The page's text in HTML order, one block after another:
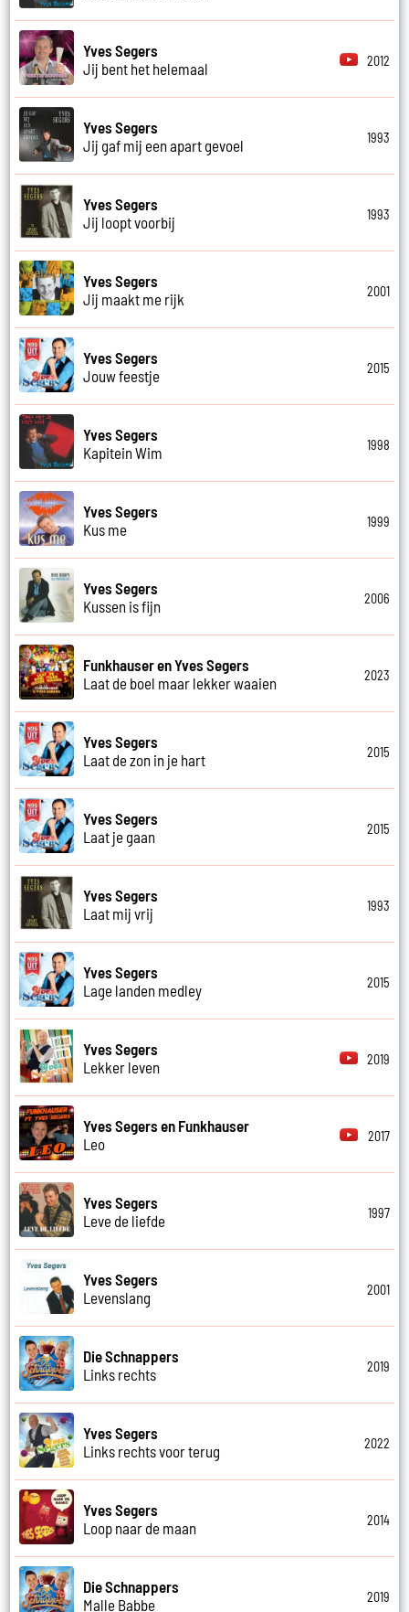
Yves Segers
Jij bent het helemaal
2012
Yves Segers
Jij gaf mij een apart gevoel
1993
Yves Segers
Jij loopt voorbij
1993
Yves Segers
Jij maakt me rijk
2001
Yves Segers
Jouw feestje
2015
Yves Segers
Kapitein Wim
1998
Yves Segers
Kus me
1999
Yves Segers
Kussen is fijn
2006
Funkhauser en Yves Segers
Laat de boel maar lekker waaien
2023
Yves Segers
Laat de zon in je hart
2015
Yves Segers
Laat je gaan
2015
Yves Segers
Laat mij vrij
1993
Yves Segers
Lage landen medley
2015
Yves Segers
Lekker leven
2019
Yves Segers en Funkhauser
Leo
2017
Yves Segers
Leve de liefde
1997
Yves Segers
Levenslang
2001
Die Schnappers
Links rechts
2019
Yves Segers
Links rechts voor terug
2022
Yves Segers
Loop naar de maan
2014
Die Schnappers
Malle Babbe
2019